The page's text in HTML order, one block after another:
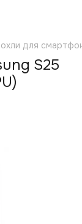
для
S25